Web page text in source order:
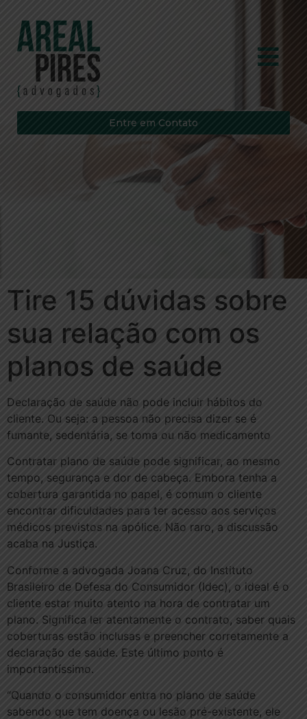
Entre em Contato
Tire 15 dúvidas sobre
sua relação com os
planos de saúde
Declaração de saúde não pode incluir hábitos do
cliente. Ou seja: a pessoa não precisa dizer se é
fumante, sedentária, se toma ou não medicamento
Contratar plano de saúde pode significar, ao mesmo
tempo, segurança e dor de cabeça. Embora tenha a
cobertura garantida no papel, é comum o cliente
encontrar dificuldades para ter acesso aos serviços
médicos previstos na apólice. Não raro, a discussão
acaba na Justiça.
Conforme a advogada Joana Cruz, do Instituto
Brasileiro de Defesa do Consumidor (Idec), o ideal é o
cliente estar muito atento na hora de contratar um
plano. Significa ler atentamente o contrato, saber quais
coberturas estão inclusas e preencher corretamente a
declaração de saúde. Este último ponto é
importantíssimo.
“Quando o consumidor entra no plano de saúde
sabendo que tem doença ou lesão pré-existente, ele